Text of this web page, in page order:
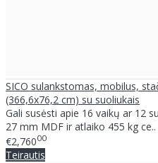
SICO sulankstomas, mobilus,
(366,6x76,2 cm) su suoliukais
Gali susėsti apie 16 vaikų ar 12
27 mm MDF ir atlaiko 455 kg ce..
€2,76000
Teirautis